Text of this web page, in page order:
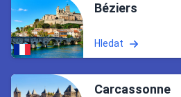
Béziers
Hledat
Carcassonne